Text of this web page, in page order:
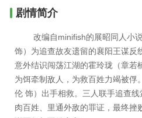
剧情简介
改编自minifish的展昭同人小
饰）为追查故友遗留的襄阳王谋反
意外结识闯荡江湖的霍玲珑（章若
为饵牵制敌人，为救百姓力竭被俘
伦 饰）出手相救。三人联手追查
肉百姓、里通外敌的罪证，最终挫